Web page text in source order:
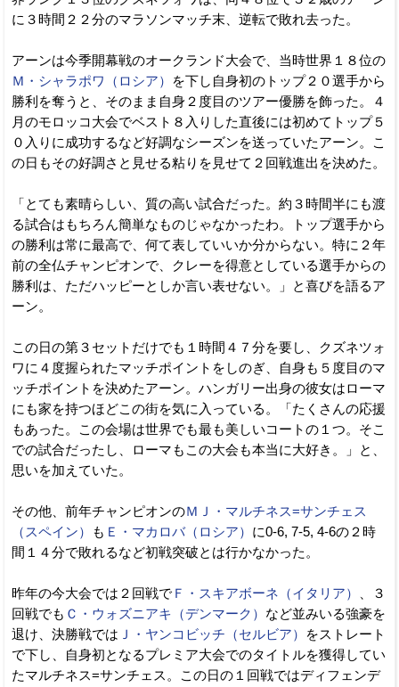
に３時間２２分のマラソンマッチ末、逆転で敗れ去った。
アーンは今季開幕戦のオークランド大会で、当時世界１８位の
Ｍ・シャラポワ（ロシア）
を下し自身初のトップ２０選手から
勝利を奪うと、そのまま自身２度目のツアー優勝を飾った。４
月のモロッコ大会でベスト８入りした直後には初めてトップ５
０入りに成功するなど好調なシーズンを送っていたアーン。こ
の日もその好調さと見せる粘りを見せて２回戦進出を決めた。
「とても素晴らしい、質の高い試合だった。約３時間半にも渡
る試合はもちろん簡単なものじゃなかったわ。トップ選手から
の勝利は常に最高で、何て表していいか分からない。特に２年
前の全仏チャンピオンで、クレーを得意としている選手からの
勝利は、ただハッピーとしか言い表せない。」と喜びを語るア
ーン。
この日の第３セットだけでも１時間４７分を要し、クズネツォ
ワに４度握られたマッチポイントをしのぎ、自身も５度目のマ
ッチポイントを決めたアーン。ハンガリー出身の彼女はローマ
にも家を持つほどこの街を気に入っている。「たくさんの応援
もあった。この会場は世界でも最も美しいコートの１つ。そこ
での試合だったし、ローマもこの大会も本当に大好き。」と、
思いを加えていた。
その他、前年チャンピオンのＭＪ・マルチネス=サンチェス
（スペイン）
も Ｅ・マカロバ（ロシア） に0-6, 7-5, 4-6の２時
間１４分で敗れるなど初戦突破とは行かなかった。
昨年の今大会では２回戦で Ｆ・スキアボーネ（イタリア）
、３
回戦でも Ｃ・ウォズニアキ（デンマーク） など並みいる強豪を
退け、決勝戦では Ｊ・ヤンコビッチ（セルビア）
をストレート
で下し、自身初となるプレミア大会でのタイトルを獲得してい
たマルチネス=サンチェス。この日の１回戦ではディフェンデ